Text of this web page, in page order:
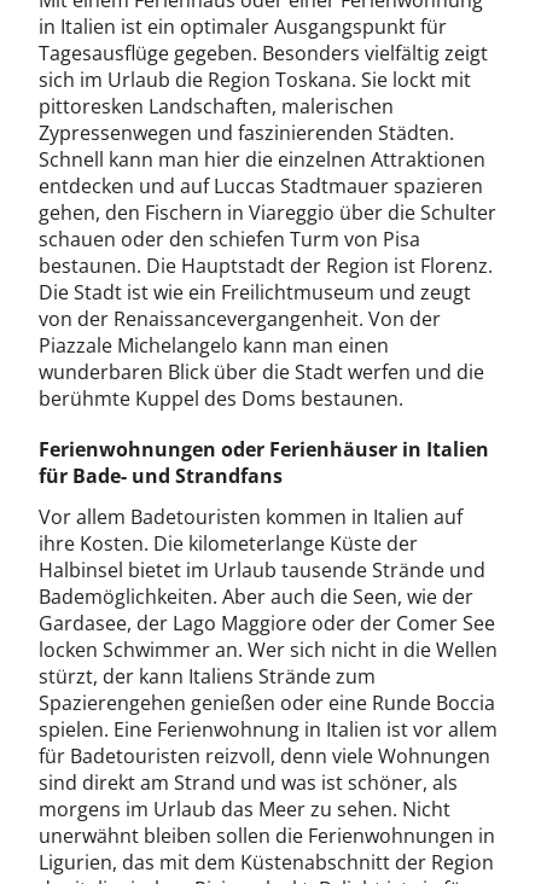
in Italien ist ein optimaler Ausgangspunkt für
Tagesausflüge gegeben. Besonders vielfältig zeigt
sich im Urlaub die Region Toskana. Sie lockt mit
pittoresken Landschaften, malerischen
Zypressenwegen und faszinierenden Städten.
Schnell kann man hier die einzelnen Attraktionen
entdecken und auf Luccas Stadtmauer spazieren
gehen, den Fischern in Viareggio über die Schulter
schauen oder den schiefen Turm von Pisa
bestaunen. Die Hauptstadt der Region ist Florenz.
Die Stadt ist wie ein Freilichtmuseum und zeugt
von der Renaissancevergangenheit. Von der
Piazzale Michelangelo kann man einen
wunderbaren Blick über die Stadt werfen und die
berühmte Kuppel des Doms bestaunen.
Ferienwohnungen oder Ferienhäuser in Italien
für Bade- und Strandfans
Vor allem Badetouristen kommen in Italien auf
ihre Kosten. Die kilometerlange Küste der
Halbinsel bietet im Urlaub tausende Strände und
Bademöglichkeiten. Aber auch die Seen, wie der
Gardasee, der Lago Maggiore oder der Comer See
locken Schwimmer an. Wer sich nicht in die Wellen
stürzt, der kann Italiens Strände zum
Spazierengehen genießen oder eine Runde Boccia
spielen. Eine Ferienwohnung in Italien ist vor allem
für Badetouristen reizvoll, denn viele Wohnungen
sind direkt am Strand und was ist schöner, als
morgens im Urlaub das Meer zu sehen. Nicht
unerwähnt bleiben sollen die Ferienwohnungen in
Ligurien, das mit dem Küstenabschnitt der Region